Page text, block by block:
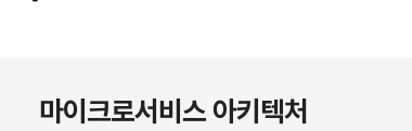
마이크로서비스 아키텍처